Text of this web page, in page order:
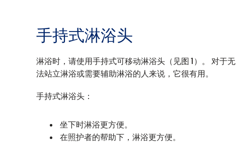
手持式淋浴头
淋浴时，请使用手持式可移动淋浴头（见图 1）。 对于无
法站立淋浴或需要辅助淋浴的人来说，它很有用。
手持式淋浴头：
坐下时淋浴更方便。
在照护者的帮助下，淋浴更方便。